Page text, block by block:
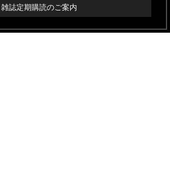
雑誌定期購読のご案内